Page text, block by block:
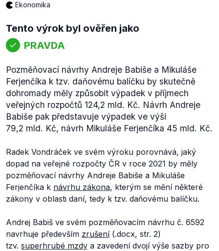
Ekonomika
Tento výrok byl ověřen jako
PRAVDA
Pozměňovací návrhy Andreje Babiše a Mikuláše
Ferjenčíka k tzv. daňovému balíčku by skutečně
dohromady měly způsobit výpadek v příjmech
veřejných rozpočtů 124,2 mld. Kč. Návrh Andreje
Babiše pak představuje výpadek ve výši
79,2 mld. Kč, návrh Mikuláše Ferjenčíka 45 mld. Kč.
Radek Vondráček ve svém výroku porovnává, jaký
dopad na veřejné rozpočty ČR v roce 2021 by měly
pozměňovací návrhy Andreje Babiše a Mikuláše
Ferjenčíka k návrhu zákona, kterým se mění některé
zákony v oblasti daní, tedy k tzv. daňovému balíčku.
Andrej Babiš ve svém pozměňovacím návrhu č. 6592
navrhuje především zrušení(.docx, str. 2)
tzv. superhrubé mzdy a zavedení dvojí výše sazby pro